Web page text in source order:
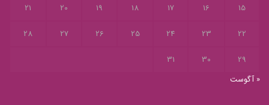
15
16
17
18
19
20
21
22
23
24
25
26
27
28
29
30
31
« آگوست